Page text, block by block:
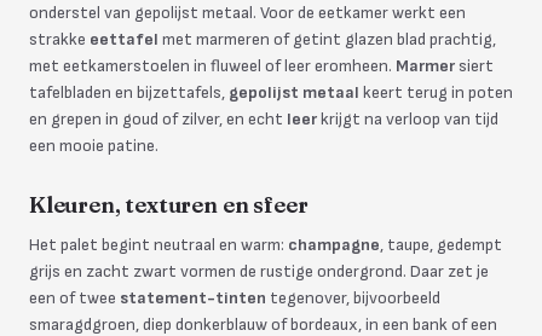
onderstel van gepolijst metaal. Voor de eetkamer werkt een
strakke eettafel met marmeren of getint glazen blad prachtig,
met eetkamerstoelen in fluweel of leer eromheen. Marmer siert
tafelbladen en bijzettafels, gepolijst metaal keert terug in poten
en grepen in goud of zilver, en echt leerkrijgt na verloop van tijd
een mooie patine.
Kleuren, texturen en sfeer
Het palet begint neutraal en warm: champagne, taupe, gedempt
grijs en zacht zwart vormen de rustige ondergrond. Daar zet je
een of twee statement-tinten tegenover, bijvoorbeeld
smaragdgroen, diep donkerblauw of bordeaux, in een bank of een